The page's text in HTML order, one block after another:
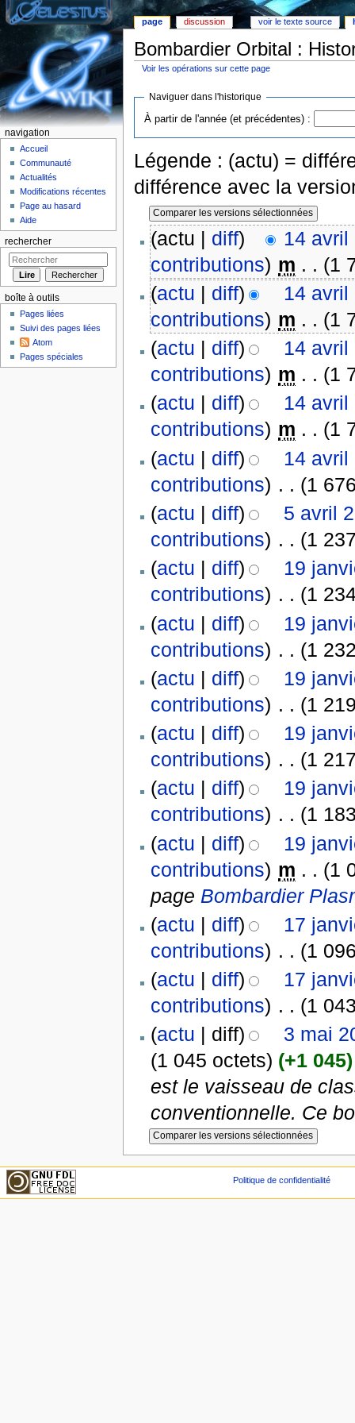
Bombardier Orbital :
Voir les opérations sur cette page
Naviguer dans l'historique
À partir de l'année (et précédentes) :
Légende : (actu) =
différence avec la
(actu | diff)
14 avril
contributions) m . . (1
(actu | diff)
14 avril
contributions) m . . (1
(actu | diff)
14 avril
contributions) m . . (1
(actu | diff)
14 avril
contributions) m . . (1
(actu | diff)
14 avril
contributions) . . (1
(actu | diff)
5 avril
contributions) . . (1
(actu | diff)
19
contributions) . . (1
(actu | diff)
19
contributions) . . (1
(actu | diff)
19
contributions) . . (1
(actu | diff)
19
contributions) . . (1
(actu | diff)
19
contributions) . . (1
(actu | diff)
19
contributions) m . . (1
page Bombardier
(actu | diff)
17
contributions) . . (1
(actu | diff)
17
contributions) . . (1
(actu | diff)
3 mai
(1 045 octets) (+1 045)
est le vaisseau de
conventionnelle. Ce
page discussion voir le texte source
navigation
Accueil
Communauté
Actualités
Modifications récentes
Page au hasard
Aide
rechercher
boîte à outils
Pages liées
Suivi des pages liées
Atom
Pages spéciales
Politique de confidentialité